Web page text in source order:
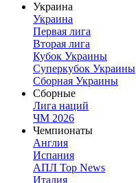
Украина
Украина
Первая лига
Вторая лига
Кубок Украины
Суперкубок Украины
Сборная Украины
Сборные
Лига наций
ЧМ 2026
Чемпионаты
Англия
Испания
АПЛ Top News
Италия